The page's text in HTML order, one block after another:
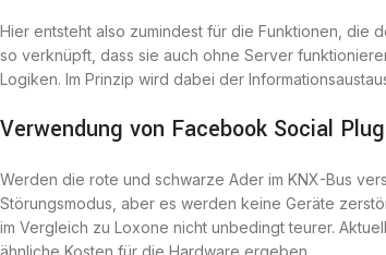
Hier entsteht also zumindest für die Funktionen, die
so verknüpft, dass sie auch ohne Server
Logiken. Im Prinzip wird dabei der
Verwendung von Facebook Social
Werden die rote und schwarze Ader im KNX-Bus
Störungsmodus, aber es werden keine Geräte
im Vergleich zu Loxone nicht unbedingt teurer.
ähnliche Kosten für die Hardware ergeben.